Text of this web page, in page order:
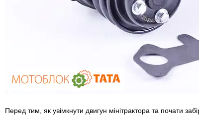
Перед тим, як увімкнути двигун мінітрактора та почати